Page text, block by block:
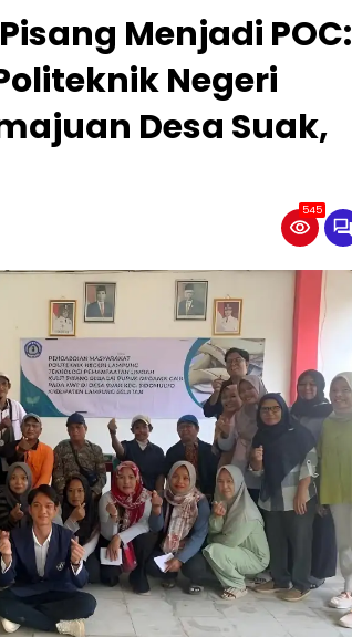
Menjadi POC:
Negeri
Desa Suak,
545